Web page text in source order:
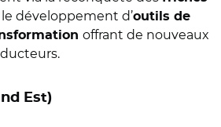
développement d’outils de
offrant de nouveaux
Est)